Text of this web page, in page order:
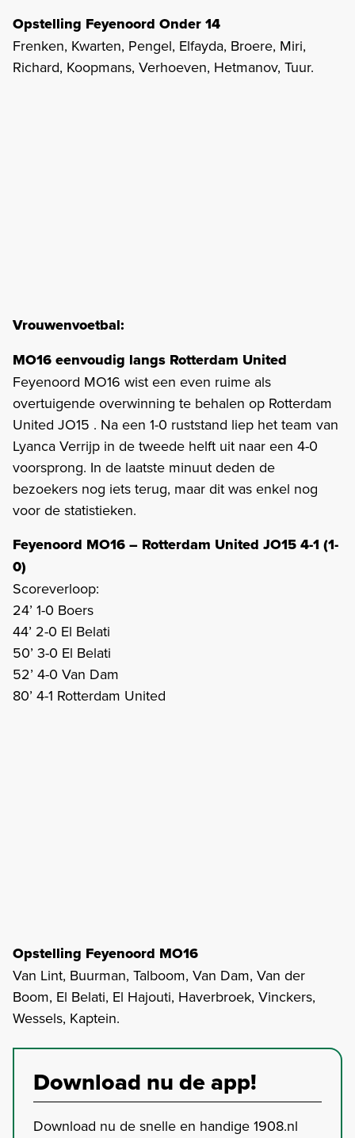
Opstelling Feyenoord Onder 14
Frenken, Kwarten, Pengel, Elfayda, Broere, Miri,
Richard, Koopmans, Verhoeven, Hetmanov, Tuur.
Vrouwenvoetbal:
MO16 eenvoudig langs Rotterdam United
Feyenoord MO16 wist een even ruime als
overtuigende overwinning te behalen op Rotterdam
United JO15 . Na een 1-0 ruststand liep het team van
Lyanca Verrijp in de tweede helft uit naar een 4-0
voorsprong. In de laatste minuut deden de
bezoekers nog iets terug, maar dit was enkel nog
voor de statistieken.
Feyenoord MO16 – Rotterdam United JO15 4-1 (1-
0)
Scoreverloop:
24’ 1-0 Boers
44’ 2-0 El Belati
50’ 3-0 El Belati
52’ 4-0 Van Dam
80’ 4-1 Rotterdam United
Opstelling Feyenoord MO16
Van Lint, Buurman, Talboom, Van Dam, Van der
Boom, El Belati, El Hajouti, Haverbroek, Vinckers,
Wessels, Kaptein.
Download nu de app!
Download nu de snelle en handige 1908.nl